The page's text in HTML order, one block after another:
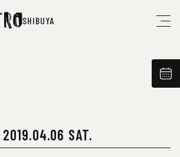
SHIBUYA
2019.04.06 SAT.